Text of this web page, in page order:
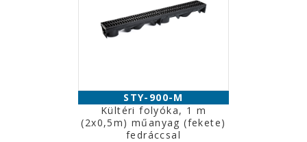
STY-900-M
Kültéri folyóka, 1 m
(2x0,5m) műanyag (fekete)
fedráccsal